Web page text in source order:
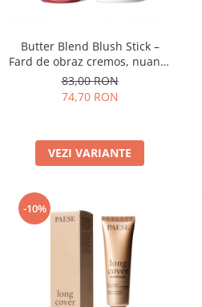
Butter Blend Blush Stick –
Fard de obraz cremos, nuanta
01 PEONY - 6G
83,00 RON
74,70 RON
VEZI VARIANTE
-10%